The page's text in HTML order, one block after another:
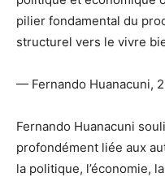
pilier fondamental du
structurel vers le vivre
— Fernando Huanacuni,
Fernando Huanacuni
profondément liée aux
la politique, l’économie,